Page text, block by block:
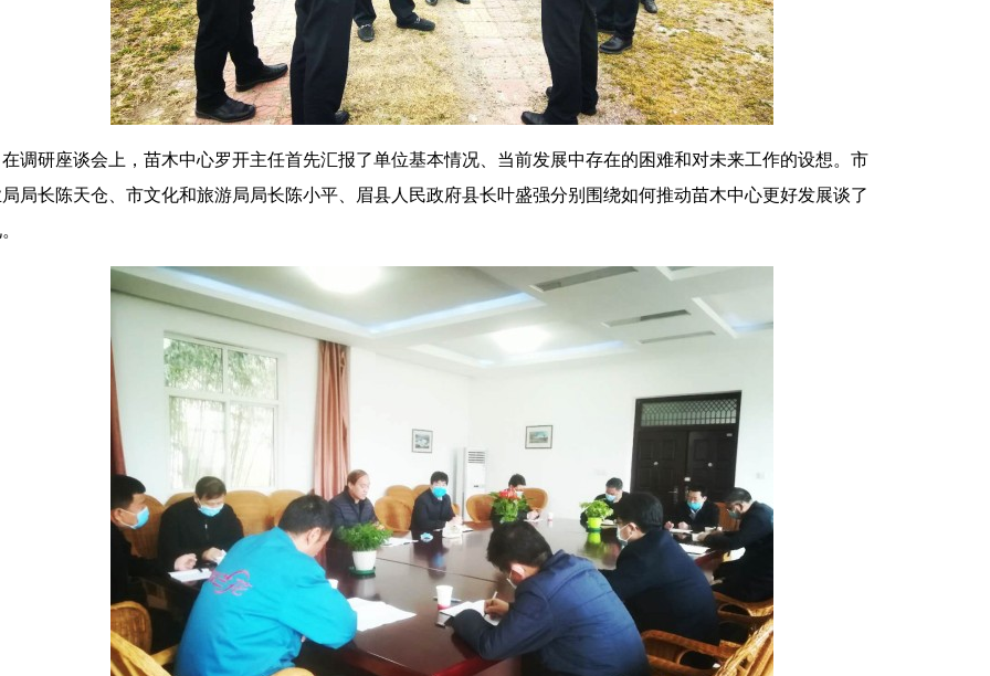
在调研座谈会上，苗木中心罗开主任首先汇报了单位基本情况、当前发展中存在的困难和对未来工作的设想。市
局长陈天仓、市文化和旅游局局长陈小平、眉县人民政府县长叶盛强分别围绕如何推动苗木中心更好发展谈了